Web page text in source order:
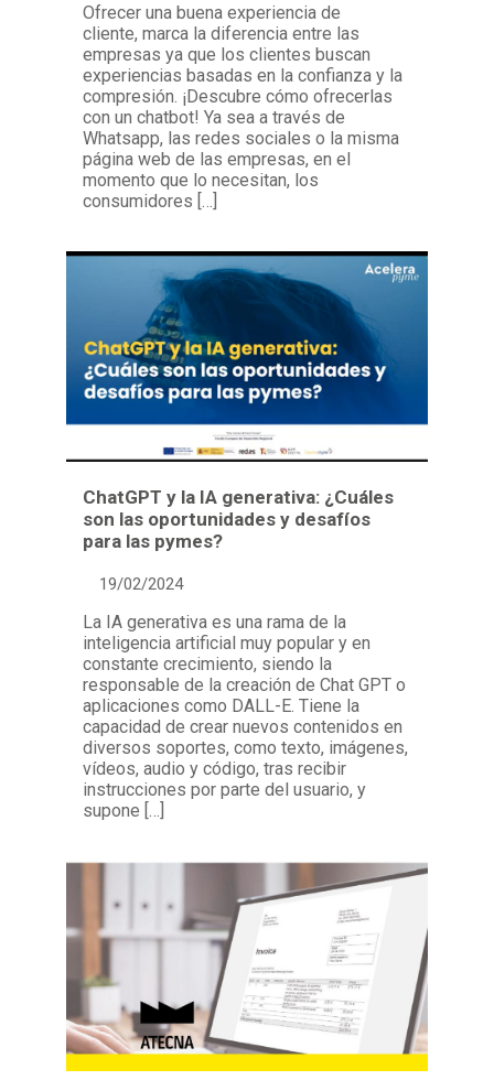
Ofrecer una buena experiencia de
cliente, marca la diferencia entre las
empresas ya que los clientes buscan
experiencias basadas en la confianza y la
compresión. ¡Descubre cómo ofrecerlas
con un chatbot! Ya sea a través de
Whatsapp, las redes sociales o la misma
página web de las empresas, en el
momento que lo necesitan, los
consumidores […]
ChatGPT y la IA generativa: ¿Cuáles
son las oportunidades y desafíos
para las pymes?
19/02/2024
La IA generativa es una rama de la
inteligencia artificial muy popular y en
constante crecimiento, siendo la
responsable de la creación de Chat GPT o
aplicaciones como DALL-E. Tiene la
capacidad de crear nuevos contenidos en
diversos soportes, como texto, imágenes,
vídeos, audio y código, tras recibir
instrucciones por parte del usuario, y
supone […]